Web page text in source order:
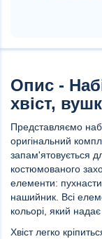
Опис -
хвіст,
Представляємо
оригінальний
запам'ятовується
костюмованого
елементи:
нашийник. Всі
кольорі, який
Хвіст легко